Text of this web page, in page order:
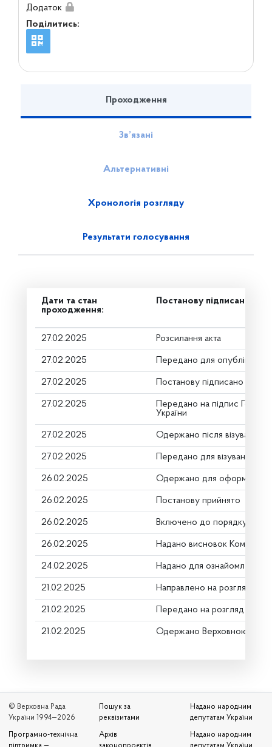
Додаток
Поділитись:
Проходження
Зв’язані
Альтернативні
Хронологія розгляду
Результати голосування
Дати та стан
проходження:
Постанову підписано
27.02.2025 Розсилання акта
27.02.2025 Передано для
27.02.2025 Постанову підписано
27.02.2025
Передано на підпис Голові
України
27.02.2025 Одержано після візування
27.02.2025 Передано для візування в
26.02.2025 Одержано для оформлення
26.02.2025 Постанову прийнято
26.02.2025 Включено до порядку
26.02.2025 Надано висновок Комітету
24.02.2025 Надано для ознайомлення
21.02.2025 Направлено на розгляд
21.02.2025 Передано на розгляд
21.02.2025 Одержано Верховною
© Верховна Рада
України 1994—2026
Програмно-технічна
Пошук за
реквізитами
Архів
Надано народним
депутатам України
Надано народним